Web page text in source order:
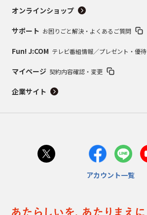
オンラインショップ
サポート お困りごと解決・よくあるご質問
Fun! J:COM テレビ番組情報／プレゼント・優待
マイページ 契約内容確認・変更
企業サイト
アカウント一覧